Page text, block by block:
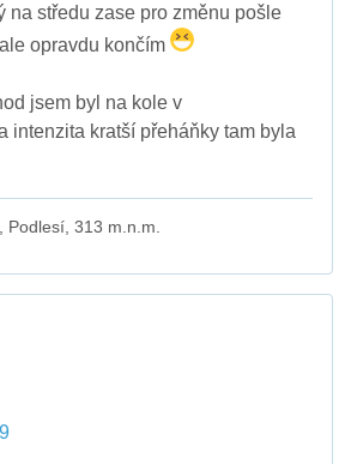
na středu zase pro změnu pošle
opravdu končím
jsem byl na kole v
intenzita kratší přeháňky tam byla
Podlesí, 313 m.n.m.